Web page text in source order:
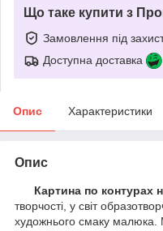
Що таке купити з
Замовлення під
Доступна доставка
Опис Характеристики
Опис
Картина по контурах
творчості, у світ
художнього смаку малюка.